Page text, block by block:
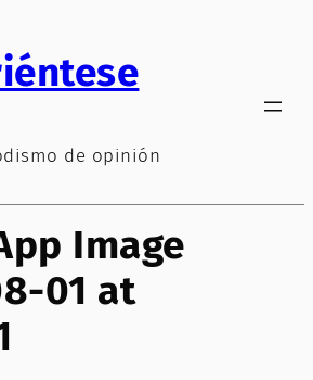
de opinión
Image
01 at